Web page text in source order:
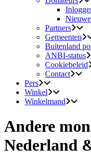
Partners
Gemeenten
Buitenland
ANBI-status
Cookiebeleid
Contact
Pers
Winkel
Winkelmand
Andere
Nederland